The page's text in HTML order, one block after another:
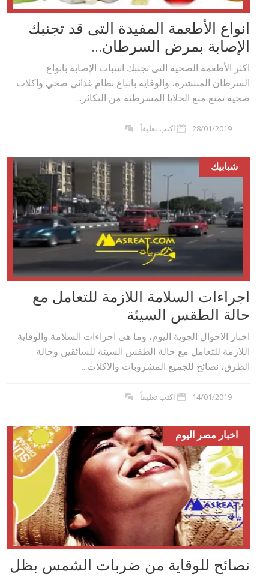
انواع الأطعمة المفيدة التى قد تجنبك
الإصابة بمرض السرطان...
اكثر الأطعمة الصحية التى تجنبك اسباب الإصابة بانواع
السرطان المنتشرة، والوقاية باتباع نظام غذائي صحي واكلات
صحية تمنع منع الخلايا المسرطنة من التكاثر...
28/01/2019 اكتب تعليقاً
شبابيك
اجراءات السلامة اللازمة للتعامل مع
حالة الطقس السيئة
اخبار الاحوال الجوية اليوم، وما هي اجراءات السلامة والوقاية
اللازمة للتعامل مع حالة الطقس السيئة للسائقين وحالة
الطرق، نصائح للجميع المشروبات والاكلات...
14/01/2019 اكتب تعليقاً
اخبار مصر اليوم
نصائح للوقاية من ضربات الشمس بظل